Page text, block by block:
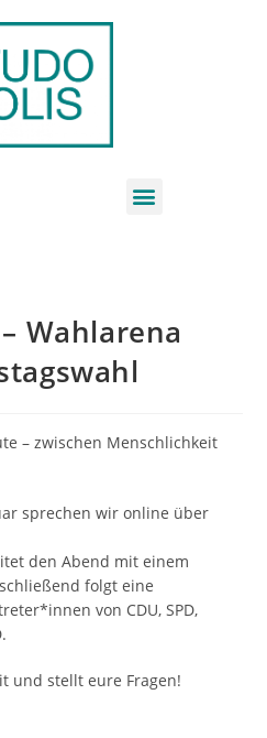
Wahlarena
– zwischen Menschlichkeit
sprechen wir online über
den Abend mit einem
folgt eine
von CDU, SPD,
und stellt eure Fragen!